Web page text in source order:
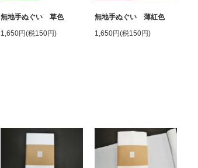
無地手ぬぐい 草色
1,650円(税150円)
無地手ぬぐい 薄紅色
1,650円(税150円)